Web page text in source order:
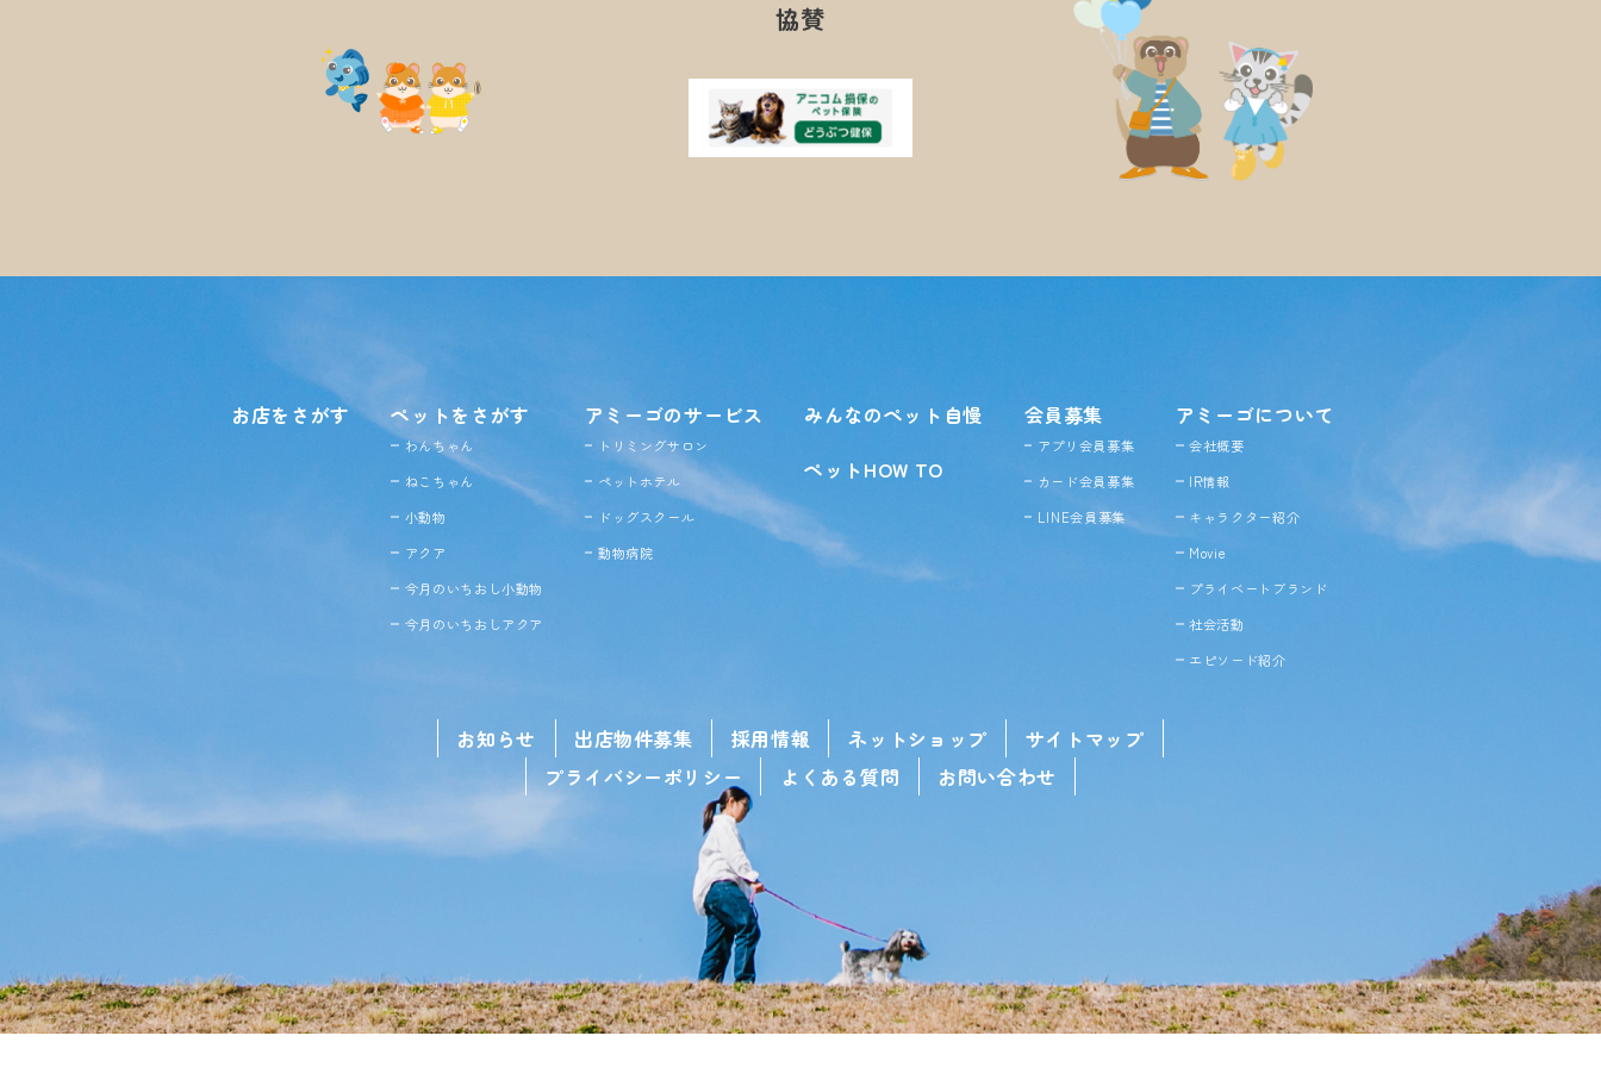
協賛
お店をさがす ペットをさがす
わんちゃん
ねこちゃん
小動物
アクア
今月のいちおし小動物
今月のいちおしアクア
アミーゴのサービス
トリミングサロン
ペットホテル
ドッグスクール
動物病院
みんなのペット自慢
ペットHOW TO
会員募集
アプリ会員募集
カード会員募集
LINE会員募集
アミーゴについて
会社概要
IR情報
キャラクター紹介
Movie
プライベートブランド
社会活動
エピソード紹介
お知らせ 出店物件募集 採用情報 ネットショップ
サイトマップ
プライバシーポリシー
よくある質問 お問い合わせ